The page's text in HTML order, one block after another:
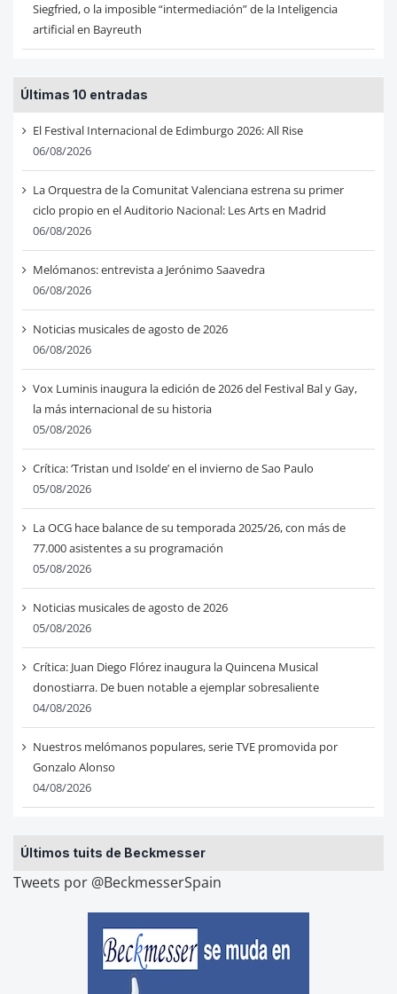
Siegfried, o la imposible “intermediación” de la Inteligencia
artificial en Bayreuth
Últimas 10 entradas
El Festival Internacional de Edimburgo 2026: All Rise
06/08/2026
La Orquestra de la Comunitat Valenciana estrena su primer
ciclo propio en el Auditorio Nacional: Les Arts en Madrid
06/08/2026
Melómanos: entrevista a Jerónimo Saavedra
06/08/2026
Noticias musicales de agosto de 2026
06/08/2026
Vox Luminis inaugura la edición de 2026 del Festival Bal y Gay,
la más internacional de su historia
05/08/2026
Crítica: ‘Tristan und Isolde’ en el invierno de Sao Paulo
05/08/2026
La OCG hace balance de su temporada 2025/26, con más de
77.000 asistentes a su programación
05/08/2026
Noticias musicales de agosto de 2026
05/08/2026
Crítica: Juan Diego Flórez inaugura la Quincena Musical
donostiarra. De buen notable a ejemplar sobresaliente
04/08/2026
Nuestros melómanos populares, serie TVE promovida por
Gonzalo Alonso
04/08/2026
Últimos tuits de Beckmesser
Tweets por @BeckmesserSpain